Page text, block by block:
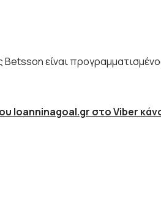
Betsson είναι
Ioanninagoal.gr στο Viber